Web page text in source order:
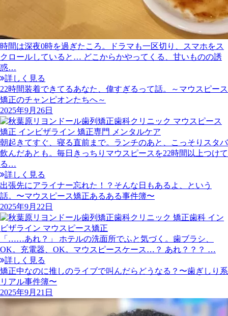
時間は深夜0時を過ぎたころ。ドラマも一区切り、スマホをス
クロールしていると… どこからかやってくる、甘いものの誘
惑…
詳しく見る
22時間装着できてるあなた、偉すぎるって話。～マウスピース
矯正のチャンピオンたちへ～
2025年9月26日
朝起きてすぐ、寝る直前まで。ランチのあと、こっそりスタバ
飲んだあとも。毎日きっちりマウスピースを22時間以上つけて
る…
詳しく見る
出張先にアライナー忘れた！？そんな日もあるよ、という
話。〜マウスピース矯正あるある事件簿〜
2025年9月22日
「……あれ？」 ホテルの洗面所でふと気づく。歯ブラシ、
OK。充電器、OK。マウスピースケース…？ あれ？？？ …
詳しく見る
矯正中なのに推しのライブで叫んだらどうなる？〜歯ぎしり系
リアル事件簿〜
2025年9月21日